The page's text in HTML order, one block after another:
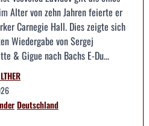
Alter von zehn Jahren feierte er
Carnegie Hall. Dies zeigte sich
Wiedergabe von Sergej
& Gigue nach Bachs E-Du...
Deutschland